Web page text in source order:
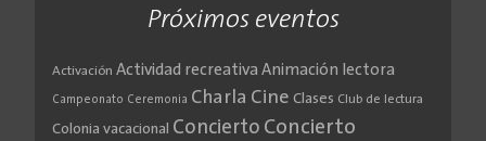
Próximos eventos
Activación Actividad recreativa Animación lectora
Campeonato Ceremonia Charla Cine Clases Club de lectura
Colonia vacacional Concierto Concierto